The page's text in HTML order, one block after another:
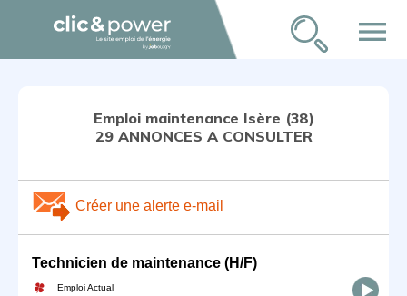
menu
Emploi maintenance Isère (38)
29 ANNONCES A CONSULTER
Créer une alerte e-mail
Technicien de maintenance (H/F)
Emploi Actual